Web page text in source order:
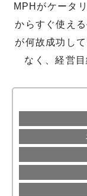
MPHがケータ
からすぐ使える
が何故成功し
なく、経営